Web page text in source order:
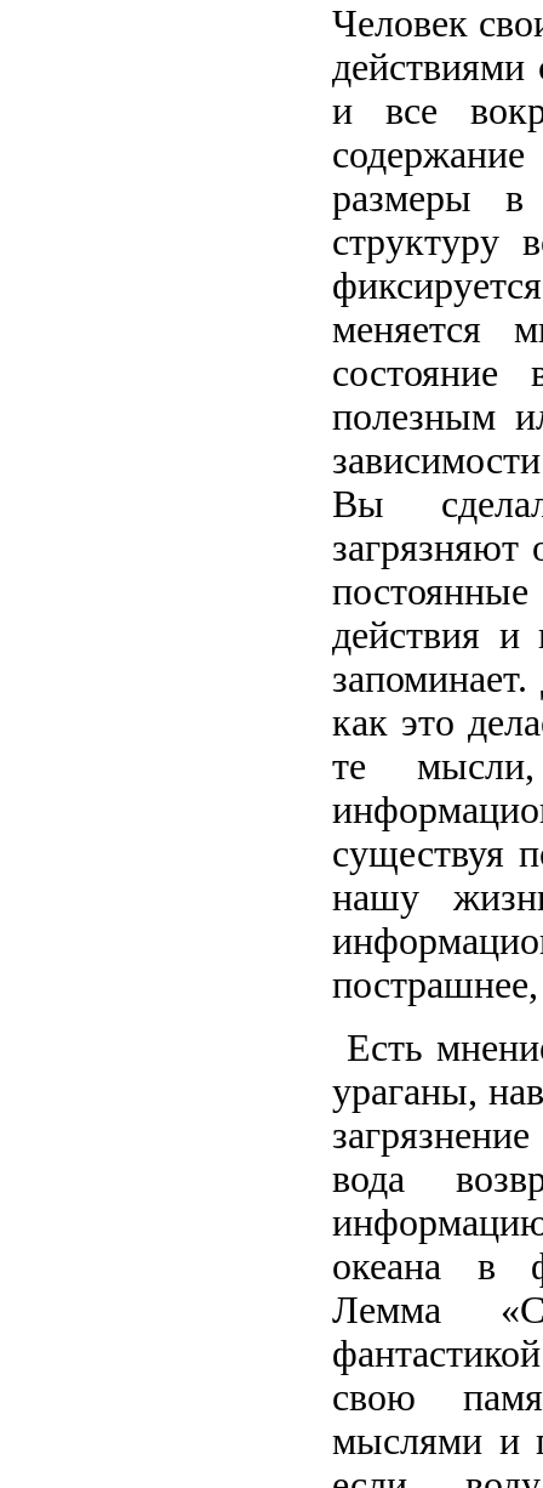
Человек
действиями
и все
размеры в
структуру
меняется
полезным
Вы
действия
как это
те мысли,
существуя
нашу
Есть
ураганы,
вода
океана в
Лемма
свою
мыслями и